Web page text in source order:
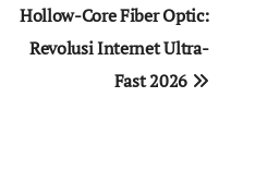
Hollow-Core Fiber Optic:
Revolusi Internet Ultra-
Fast 2026